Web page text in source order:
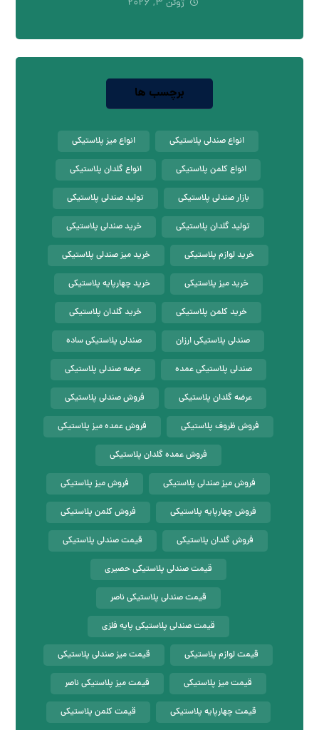
ژوئن ۳, ۲۰۲۶
برچسب ها
انواع صندلی پلاستیکی انواع میز پلاستیکی
انواع کلمن پلاستیکی انواع گلدان پلاستیکی
بازار صندلی پلاستیکی تولید صندلی پلاستیکی
تولید گلدان پلاستیکی خرید صندلی پلاستیکی
خرید لوازم پلاستیکی خرید میز صندلی پلاستیکی
خرید میز پلاستیکی خرید چهارپایه پلاستیکی
خرید کلمن پلاستیکی خرید گلدان پلاستیکی
صندلی پلاستیکی ارزان صندلی پلاستیکی ساده
صندلی پلاستیکی عمده عرضه صندلی پلاستیکی
عرضه گلدان پلاستیکی فروش صندلی پلاستیکی
فروش ظروف پلاستیکی فروش عمده میز پلاستیکی
فروش عمده گلدان پلاستیکی
فروش میز صندلی پلاستیکی فروش میز پلاستیکی
فروش چهارپایه پلاستیکی فروش کلمن پلاستیکی
فروش گلدان پلاستیکی قیمت صندلی پلاستیکی
قیمت صندلی پلاستیکی حصیری
قیمت صندلی پلاستیکی ناصر
قیمت صندلی پلاستیکی پایه فلزی
قیمت لوازم پلاستیکی قیمت میز صندلی پلاستیکی
قیمت میز پلاستیکی قیمت میز پلاستیکی ناصر
قیمت چهارپایه پلاستیکی قیمت کلمن پلاستیکی